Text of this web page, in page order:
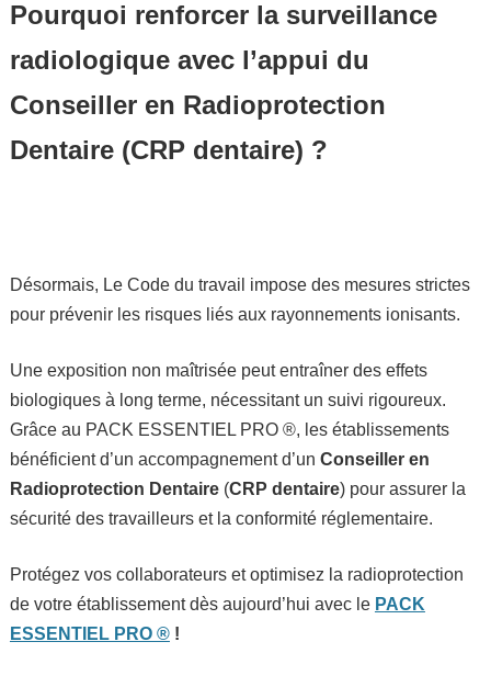
Pourquoi renforcer la surveillance
radiologique avec l’appui du
Conseiller en Radioprotection
Dentaire (CRP dentaire) ?
Désormais, Le Code du travail impose des mesures strictes
pour prévenir les risques liés aux rayonnements ionisants.
Une exposition non maîtrisée peut entraîner des effets
biologiques à long terme, nécessitant un suivi rigoureux.
Grâce au PACK ESSENTIEL PRO ®, les établissements
bénéficient d’un accompagnement d’un Conseiller en
Radioprotection Dentaire(CRP dentaire)pour assurer la
sécurité des travailleurs et la conformité réglementaire.
Protégez vos collaborateurs et optimisez la radioprotection
de votre établissement dès aujourd’hui avec le PACK
ESSENTIEL PRO ®!